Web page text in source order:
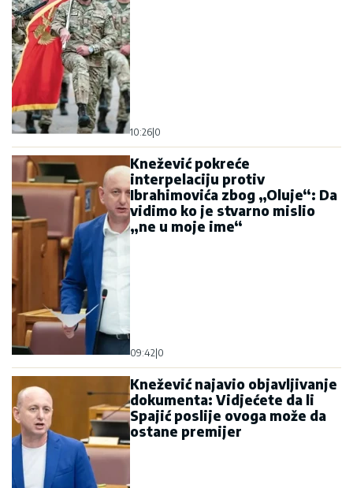
10:26|0
Knežević pokreće
interpelaciju protiv
Ibrahimovića zbog „Oluje“: Da
vidimo ko je stvarno mislio
„ne u moje ime“
09:42|0
Knežević najavio objavljivanje
dokumenta: Vidjećete da li
Spajić poslije ovoga može da
ostane premijer